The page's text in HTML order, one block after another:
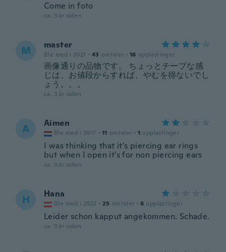
Come in foto
ca. 3 år siden
M master
Ble med i 2021 · 43 omtaler · 16 opplastinger
画像通りの品物です。 ちょっとチープな感
じは、お値段からすれば、やむを得ないでし
ょう。。。
ca. 3 år siden
A Aimen
Ble med i 2017 · 11 omtaler · 1 opplastinger
I was thinking that it’s piercing ear rings
but when I open it’s for non piercing ears
ca. 3 år siden
H Hana
Ble med i 2022 · 25 omtaler · 6 opplastinger
Leider schon kapput angekommen. Schade.
ca. 3 år siden